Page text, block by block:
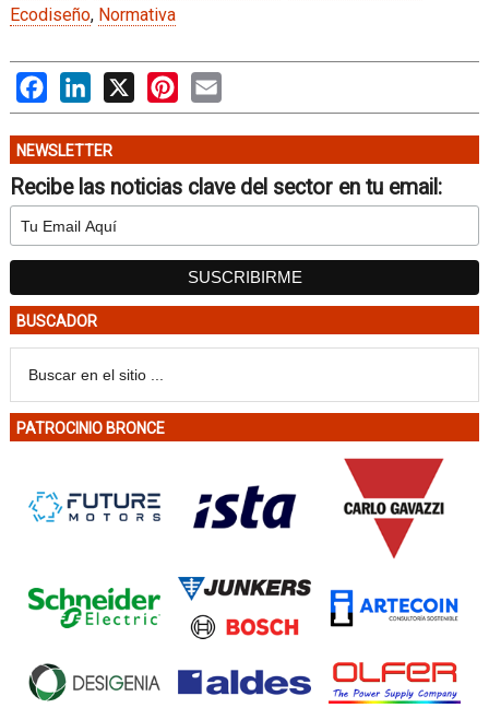
Ecodiseño, Normativa
FacebookLinkedIn
X PinterestEmail
NEWSLETTER
Recibe las noticias clave del sector en tu email:
BUSCADOR
PATROCINIO BRONCE